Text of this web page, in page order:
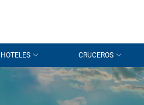
HOTELES CRUCEROS